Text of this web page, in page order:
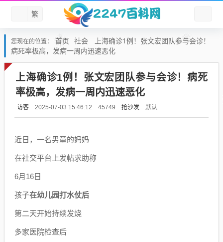
繁
您现在的位置： 首页 社会
上海确诊1例！张文宏团队参与会诊！
病死率极高，发病一周内迅速恶化
上海确诊1例！张文宏团队参与会诊！病死
率极高，发病一周内迅速恶化
访客 2025-07-03 15:46:12 45749 抢沙发 默认
近日，一名男童的妈妈
在社交平台上发帖求助称
6月16日
孩子在幼儿园打水仗后
第二天开始持续发烧
多家医院检查后